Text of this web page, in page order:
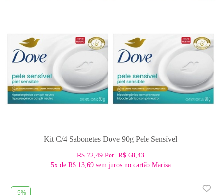
Kit C/4 Sabonetes Dove 90g Pele Sensível
R$ 72,49 Por R$ 68,43
5xde R$ 13,69sem juros no cartão Marisa
-5%